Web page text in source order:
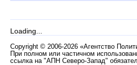
Loading...
Copyright © 2006-2026 «Агентство
При полном или частичном
ссылка на "АПН Северо-Запад"